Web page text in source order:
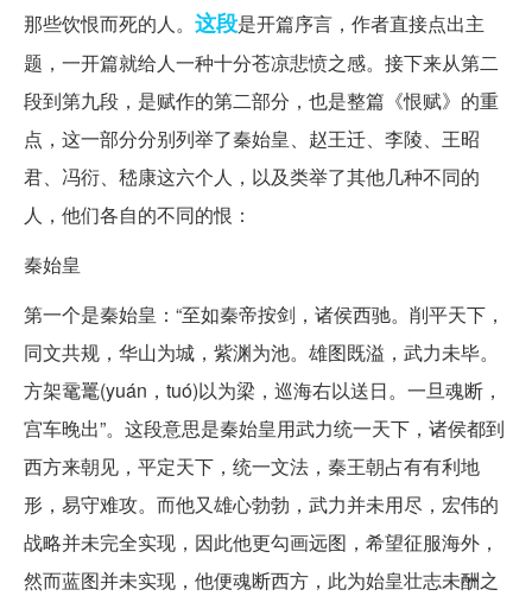
那些饮恨而死的人。 这段是开篇序言，作者直接点出主
题，一开篇就给人一种十分苍凉悲愤之感。接下来从第二
段到第九段，是赋作的第二部分，也是整篇《恨赋》的重
点，这一部分分别列举了秦始皇、赵王迁、李陵、王昭
君、冯衍、嵇康这六个人，以及类举了其他几种不同的
人，他们各自的不同的恨：
秦始皇
第一个是秦始皇：“至如秦帝按剑，诸侯西驰。削平天下，
同文共规，华山为城，紫渊为池。雄图既溢，武力未毕。
方架鼋鼍(yuán，tuó)以为梁，巡海右以送日。一旦魂断，
宫车晚出”。这段意思是秦始皇用武力统一天下，诸侯都到
西方来朝见，平定天下，统一文法，秦王朝占有有利地
形，易守难攻。而他又雄心勃勃，武力并未用尽，宏伟的
战略并未完全实现，因此他更勾画远图，希望征服海外，
然而蓝图并未实现，他便魂断西方，此为始皇壮志未酬之